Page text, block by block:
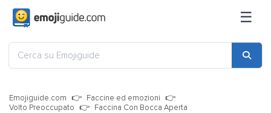
☰
Emojiguide.com
Faccine ed emozioni
Volto Preoccupato
Faccina Con Bocca Aperta